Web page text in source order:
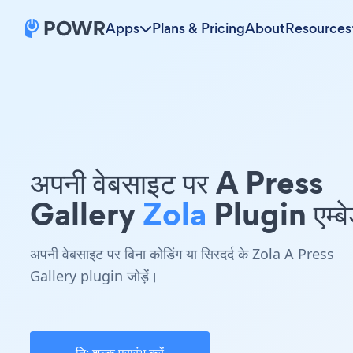
Apps Plans & PricingAboutResources
अपनी वेबसाइट पर A Press
GalleryZola Plugin
अपनी वेबसाइट पर बिना कोडिंग या सिरदर्द के Zola A Press
Gallery plugin जोड़ें।